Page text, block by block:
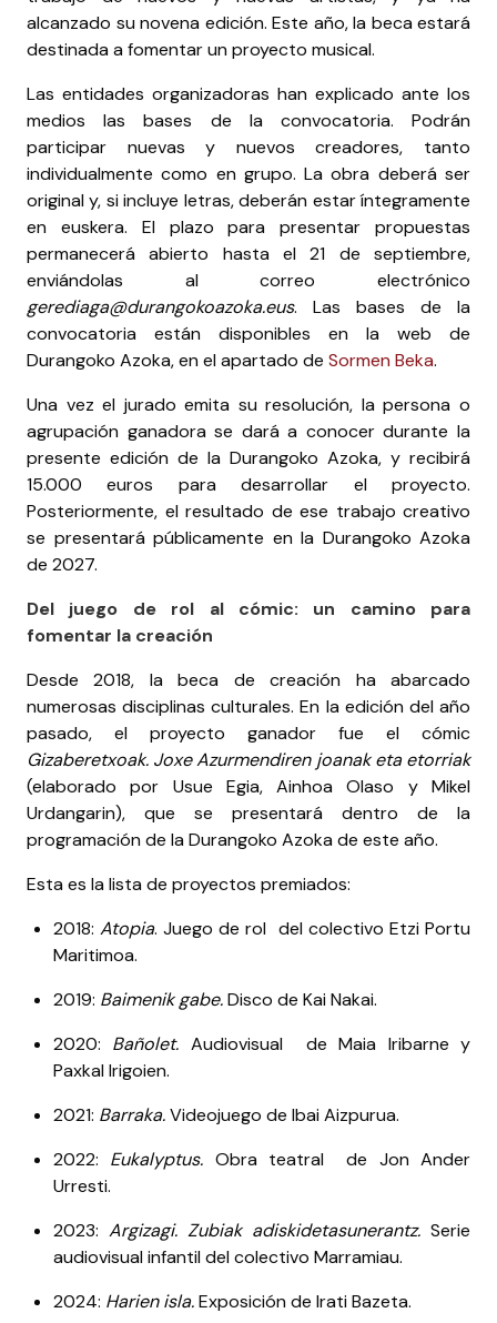
alcanzado su novena edición. Este año, la beca estará
destinada a fomentar un proyecto musical.
Las entidades organizadoras han explicado ante los
medios las bases de la convocatoria. Podrán
participar nuevas y nuevos creadores, tanto
individualmente como en grupo. La obra deberá ser
original y, si incluye letras, deberán estar íntegramente
en euskera. El plazo para presentar propuestas
permanecerá abierto hasta el 21 de septiembre,
enviándolas al correo electrónico
gerediaga@durangokoazoka.eus. Las bases de la
convocatoria están disponibles en la web de
Durangoko Azoka, en el apartado de Sormen Beka.
Una vez el jurado emita su resolución, la persona o
agrupación ganadora se dará a conocer durante la
presente edición de la Durangoko Azoka, y recibirá
15.000 euros para desarrollar el proyecto.
Posteriormente, el resultado de ese trabajo creativo
se presentará públicamente en la Durangoko Azoka
de 2027.
Del juego de rol al cómic: un camino para
fomentar la creación
Desde 2018, la beca de creación ha abarcado
numerosas disciplinas culturales. En la edición del año
pasado, el proyecto ganador fue el cómic
Gizaberetxoak. Joxe Azurmendiren joanak eta etorriak
(elaborado por Usue Egia, Ainhoa Olaso y Mikel
Urdangarin), que se presentará dentro de la
programación de la Durangoko Azoka de este año.
Esta es la lista de proyectos premiados:
2018:Atopia. Juego de rol del colectivo Etzi Portu
Maritimoa.
2019: Baimenik gabe.Disco de Kai Nakai.
2020: Bañolet. Audiovisual de Maia Iribarne y
Paxkal Irigoien.
2021: Barraka.Videojuego de Ibai Aizpurua.
2022: Eukalyptus. Obra teatral de Jon Ander
Urresti.
2023: Argizagi. Zubiak adiskidetasunerantz. Serie
audiovisual infantil del colectivo Marramiau.
2024: Harien isla.Exposición de Irati Bazeta.